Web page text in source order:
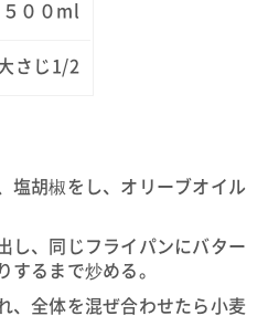
５００ml
さじ1/2
塩胡椒をし、オリーブオイル
し、同じフライパンにバター
するまで炒める。
、全体を混ぜ合わせたら小麦